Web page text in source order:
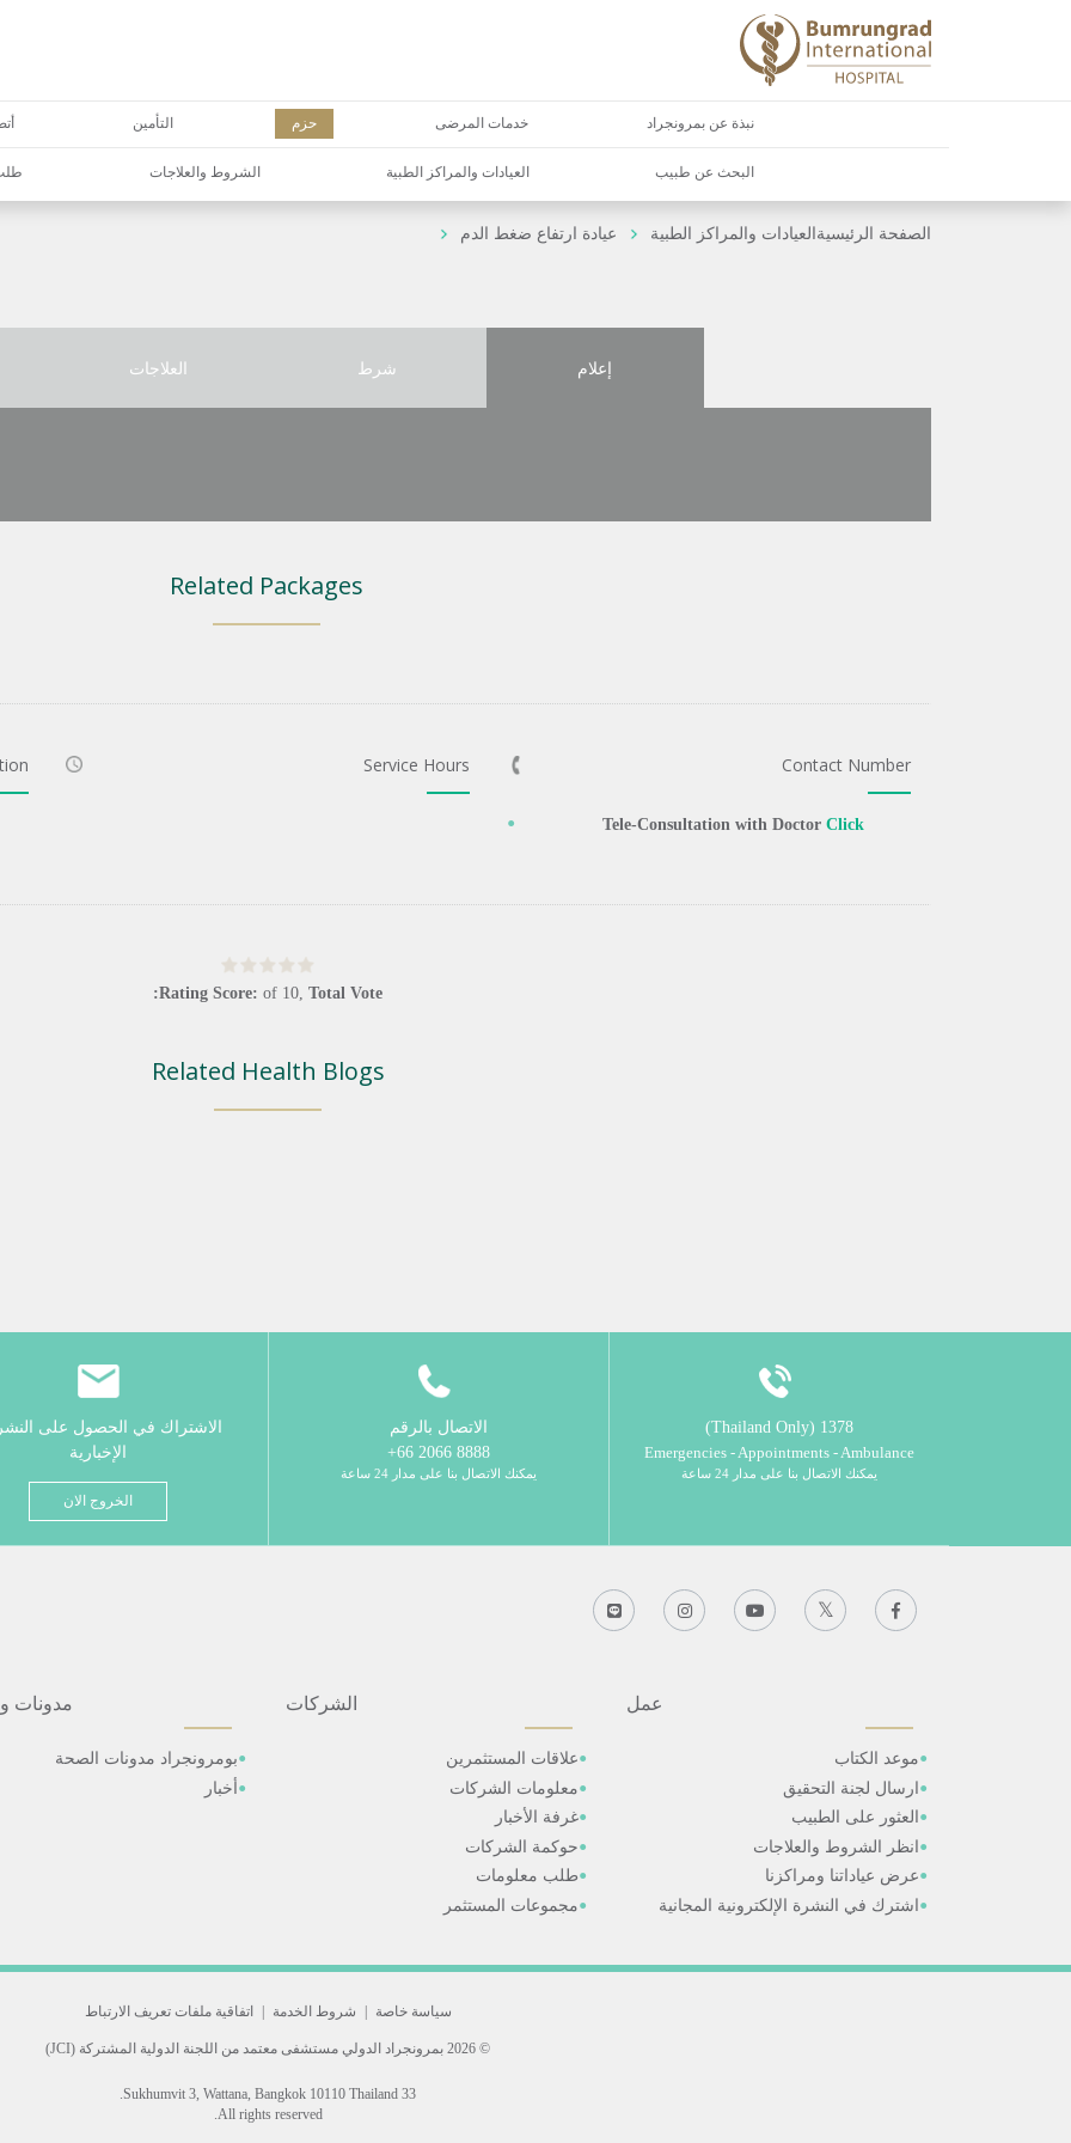
نبذة عن بمرونجراد خدمات المرضى حزم التأمين
البحث عن طبيب العيادات والمراكز الطبية الشروط والعلاجات
الصفحة الرئيسية العيادات والمراكز الطبية عيادة ارتفاع ضغط الدم
إعلام شرط العلاجات
Related Packages
Contact Number
Tele-Consultation with Doctor Click
Service Hours
Rating Score: of 10 Total Vote:
Related Health Blogs
1378 (Thailand Only)
Emergencies - Appointments - Ambulance
يمكنك الاتصال بنا على مدار 24 ساعة
الاتصال بالرقم
8888 2066 66+
يمكنك الاتصال بنا على مدار 24 ساعة
الاشتراك في الحصول على
الإخبارية
الخروج الان
عمل
موعد الكتاب
ارسال لجنة التحقيق
العثور على الطبيب
انظر الشروط والعلاجات
عرض عياداتنا ومراكزنا
اشترك في النشرة الإلكترونية المجانية
الشركات
علاقات المستثمرين
معلومات الشركات
غرفة الأخبار
حوكمة الشركات
طلب معلومات
مجموعات المستثمر
مدونات
بومرونجراد مدونات الصحة
أخبار
سياسة خاصة | شروط الخدمة | اتفاقية ملفات تعريف الارتباط
© 2026 بمرونجراد الدولي مستشفى معتمد من اللجنة الدولية المشتركة (JCI)
33 Sukhumvit 3, Wattana, Bangkok 10110 Thailand.
All rights reserved.